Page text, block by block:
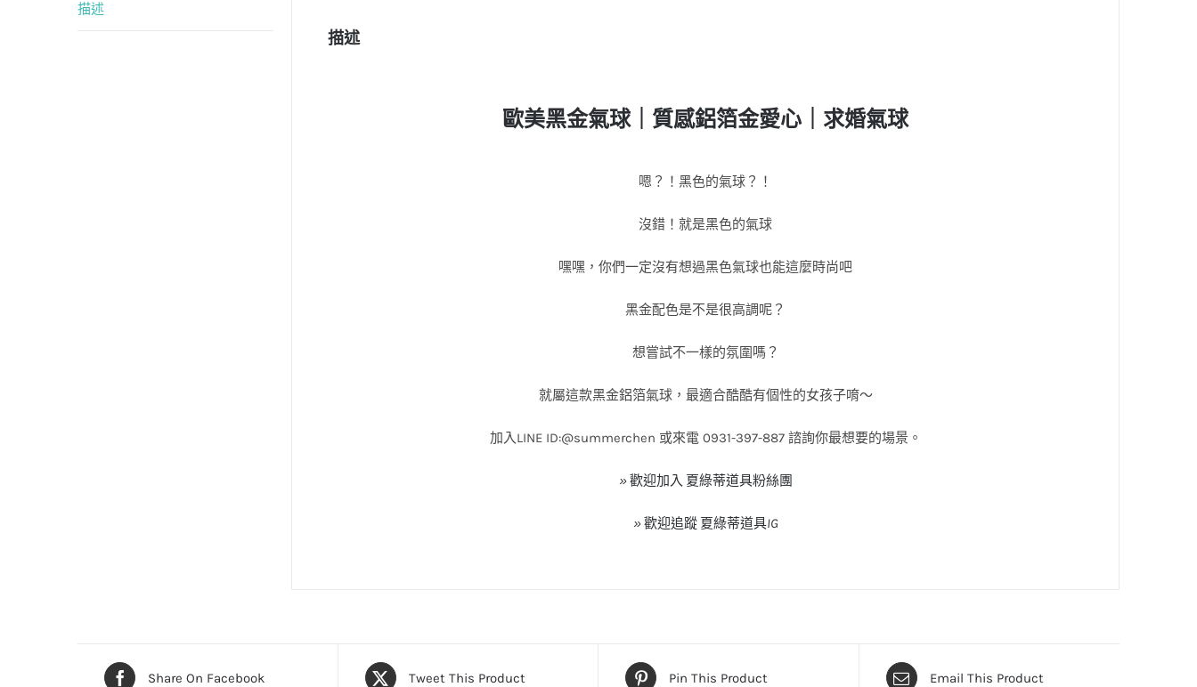
描述
描述
歐美黑金氣球｜質感鋁箔金愛心｜求婚氣球
嗯？！黑色的氣球？！
沒錯！就是黑色的氣球
嘿嘿，你們一定沒有想過黑色氣球也能這麼時尚吧
黑金配色是不是很高調呢？
想嘗試不一樣的氛圍嗎？
就屬這款黑金鋁箔氣球，最適合酷酷有個性的女孩子唷～
加入LINE ID:@summerchen 或來電0931-397-887 諮詢你最想要的場景。
»歡迎加入 夏綠蒂道具粉絲團
»歡迎追蹤 夏綠蒂道具IG
Share On Facebook Tweet This Product Pin This Product Email This Product